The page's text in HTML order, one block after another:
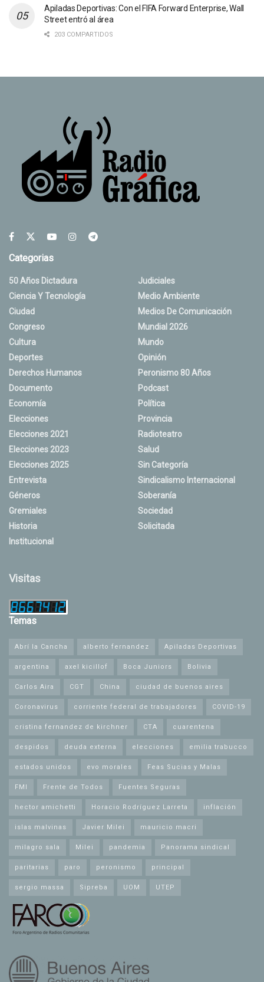
Apiladas Deportivas: Con el FIFA Forward Enterprise, Wall
Street entró al área
203 COMPARTIDOS
Categorias
50 Años Dictadura
Ciencia Y Tecnología
Ciudad
Congreso
Cultura
Deportes
Derechos Humanos
Documento
Economía
Elecciones
Elecciones 2021
Elecciones 2023
Elecciones 2025
Entrevista
Géneros
Gremiales
Historia
Institucional
Judiciales
Medio Ambiente
Medios De Comunicación
Mundial 2026
Mundo
Opinión
Peronismo 80 Años
Podcast
Política
Provincia
Radioteatro
Salud
Sin Categoría
Sindicalismo Internacional
Soberanía
Sociedad
Solicitada
Visitas
Temas
Abrí la Cancha alberto fernandez Apiladas Deportivas
argentina axel kicillof Boca Juniors Bolivia
Carlos Aira CGT China ciudad de buenos aires
Coronavirus corriente federal de trabajadores COVID-19
cristina fernandez de kirchner CTA cuarentena
despidos deuda externa elecciones emilia trabucco
estados unidos evo morales Feas Sucias y Malas
FMI Frente de Todos Fuentes Seguras
hector amichetti Horacio Rodríguez Larreta inflación
islas malvinas Javier Milei mauricio macri
milagro sala Milei pandemia Panorama sindical
paritarias paro peronismo principal
sergio massa Sipreba UOM UTEP